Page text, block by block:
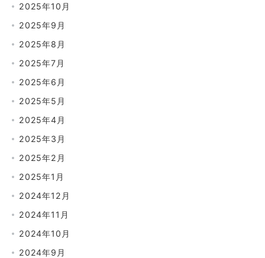
2025年10月
2025年9月
2025年8月
2025年7月
2025年6月
2025年5月
2025年4月
2025年3月
2025年2月
2025年1月
2024年12月
2024年11月
2024年10月
2024年9月